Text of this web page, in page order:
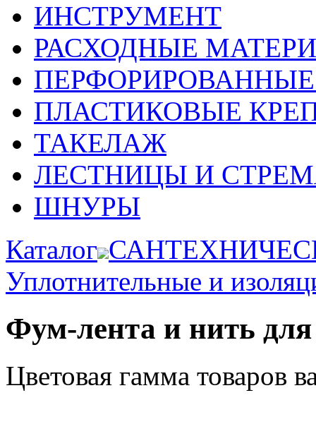
ИНСТРУМЕНТ
РАСХОДНЫЕ
ПЛАСТИКОВЫЕ
ТАКЕЛАЖ
ЛЕСТНИЦЫ И
ШНУРЫ
Каталог
Уплотнительные и
Фум-лента и нить для
Цветовая гамма товаров